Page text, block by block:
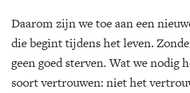
Daarom zijn we toe aan een
die begint tijdens het leven.
geen goed sterven. Wat we nodig
soort vertrouwen: niet het